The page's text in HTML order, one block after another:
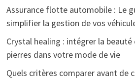
Assurance flotte automobile : Le
simplifier la gestion de vos
Crystal healing : intégrer la
pierres dans votre mode de vie
Quels critères comparer avant de